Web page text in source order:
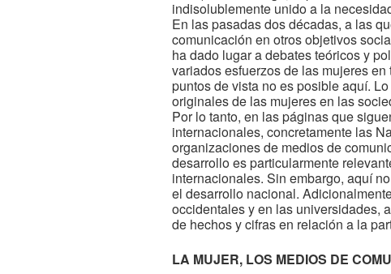
indisolublemente unido a la
En las pasadas dos décadas, a las
comunicación en otros objetivos
ha dado lugar a debates teóricos y
variados esfuerzos de las mujeres
puntos de vista no es posible aquí.
originales de las mujeres en las
Por lo tanto, en las páginas que
internacionales, concretamente las
organizaciones de medios de
desarrollo es particularmente
internacionales. Sin embargo, aquí
el desarrollo nacional.
occidentales y en las universidades,
de hechos y cifras en relación a la
LA MUJER, LOS MEDIOS DE